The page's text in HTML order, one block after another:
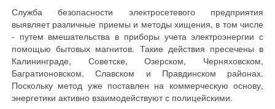
Служба безопасности электросетевого предприятия
выявляет различные приемы и методы хищения, в том числе
- путем вмешательства в приборы учета электроэнергии с
помощью бытовых магнитов. Такие действия пресечены в
Калининграде, Советске, Озерском, Черняховском,
Багратионовском, Славском и Правдинском районах.
Поскольку метод уже поставлен на коммерческую основу,
энергетики активно взаимодействуют с полицейскими.